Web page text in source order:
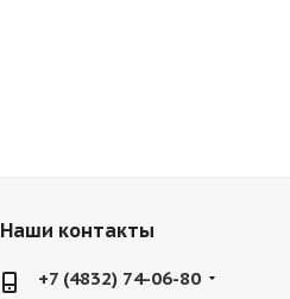
Наши контакты
+7 (4832) 74-06-80